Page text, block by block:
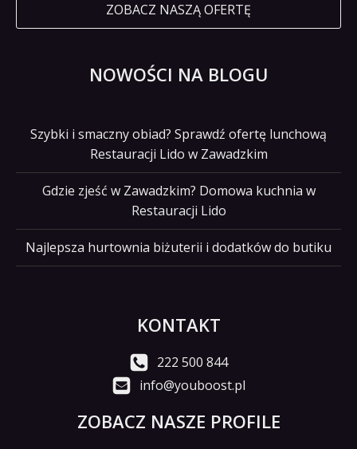
ZOBACZ NASZĄ OFERTĘ
NOWOŚCI NA BLOGU
Szybki i smaczny obiad? Sprawdź ofertę lunchową
Restauracji Lido w Zawadzkim
Gdzie zjeść w Zawadzkim? Domowa kuchnia w
Restauracji Lido
Najlepsza hurtownia biżuterii i dodatków do butiku
KONTAKT
222 500 844
info@youboost.pl
ZOBACZ NASZE PROFILE